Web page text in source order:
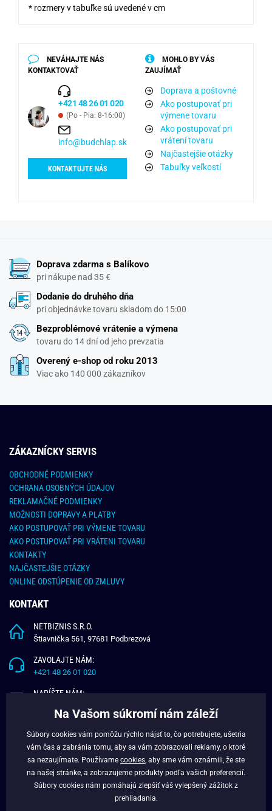
* rozmery v tabuľke sú uvedené v cm
NEVÁHAJTE NÁS
KONTAKTOVAŤ
+421 48 26 01 020
(Po - Pia: 8-16:00)
info@budchlap.sk
KONTAKTUJTE NÁS
MOHLO BY VÁS
ZAUJÍMAŤ
Doprava a poštovné
Ako postupovať pri
výmene tovaru
Ako postupovať pri
vrátení tovaru
Najčastejšie otázky
Tabuľky veľkostí
Doprava zdarma s Balíkovo
pri nákupe nad 35 €
Dodanie do druhého dňa
pri objednávke tovaru skladom do 15:00
Bezproblémové vrátenie a výmena
tovaru do 14 dní od jeho prevzatia
Overený e-shop od roku 2013
Viac ako 140 000 zákazníkov
ZÁKAZNÍCKY SERVIS
OBCHODNÉ PODMIENKY
OCHRANA OSOBNÝCH ÚDAJOV
REKLAMAČNÉ PODMIENKY
MOŽNOSTI DOPRAVY A PLATBY
AKO POSTUPOVAŤ PRI VÝMENE TOVARU
AKO POSTUPOVAŤ PRI VRÁTENI TOVARU
KONTAKTY
NAJČASTEJŠIE OTÁZKY
ONLINE ODSTÚPENIE OD ZMLUVY
KONTAKT
NETBIZNIS S.R.O.
Štiavnička 561, 97681 Podbrezová
ZAVOLAJTE NÁM:
+421 48 26 01 020
NAPÍŠTE NÁM:
O NÁS
VERNOSTNÝ PROGRAM
BLOG
Na Vašom súkromí nám záleží
Súbory cookies vám pomôžu rýchlo nájsť to, čo potrebujete, ušetria
vám čas a zabránia tomu, aby sa vám zobrazovali reklamy, o ktoré
sa nezaujímate. Používame cookies , aby sme vám oznámili, že ste
na našej stránke, a zobrazujeme produkty podľa vašich preferencií.
Súbory cookies nám pomáhajú zlepšiť váš vylepšený zážitok z
prehliadania.